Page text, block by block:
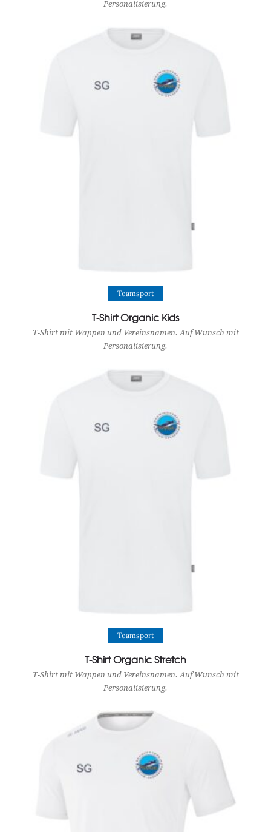
Personalisierung.
View Product
Teamsport
T-Shirt Organic Kids
T-Shirt mit Wappen und Vereinsnamen. Auf Wunsch mit
Personalisierung.
View Product
Teamsport
T-Shirt Organic Stretch
T-Shirt mit Wappen und Vereinsnamen. Auf Wunsch mit
Personalisierung.